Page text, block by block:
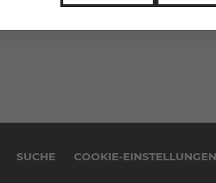
SUCHE COOKIE-EINSTELLUNGEN